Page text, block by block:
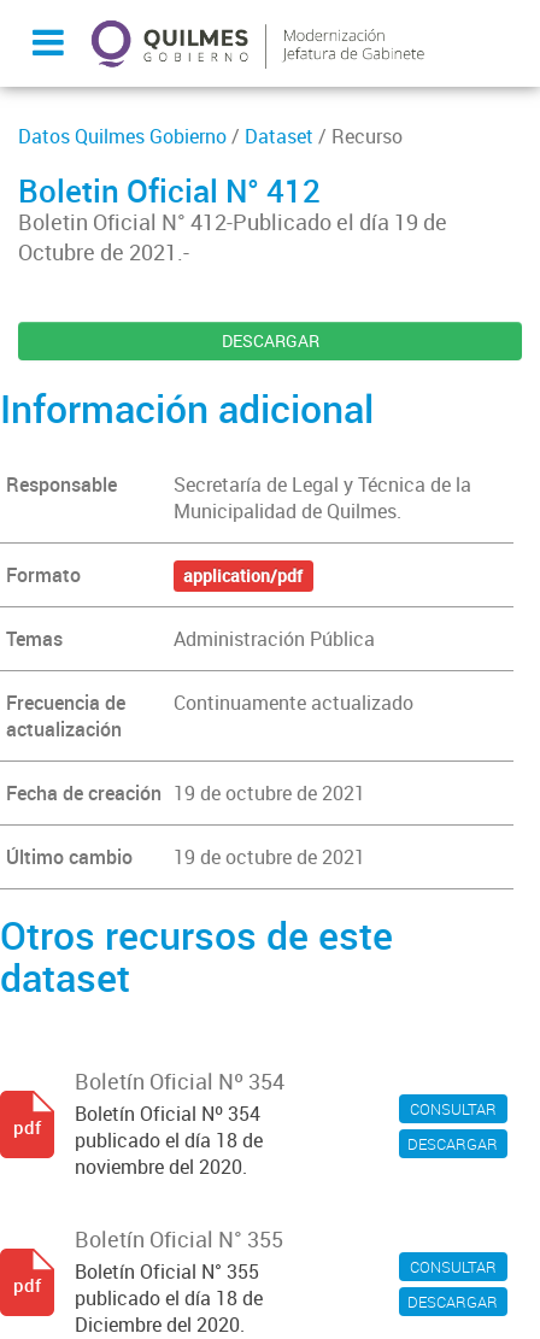
Datos Quilmes Gobierno/ Dataset / Recurso
Boletin Oficial N° 412
Boletin Oficial N° 412-Publicado el día 19 de
Octubre de 2021.-
DESCARGAR
Información adicional
Responsable
Secretaría de Legal y Técnica de la
Municipalidad de Quilmes.
Formato application/pdf
Temas Administración Pública
Frecuencia de
actualización
Continuamente actualizado
Fecha de creación 19 de octubre de 2021
Último cambio 19 de octubre de 2021
Otros recursos de este
dataset
CONSULTAR
DESCARGAR
Boletín Oficial Nº 354
Boletín Oficial Nº 354
publicado el día 18 de
noviembre del 2020.
pdf
CONSULTAR
DESCARGAR
Boletín Oficial N° 355
Boletín Oficial N° 355
publicado el día 18 de
Diciembre del 2020.
pdf